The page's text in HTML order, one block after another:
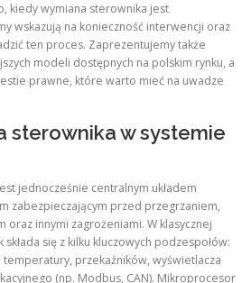
kiedy wymiana sterownika jest
wskazują na konieczność interwencji oraz
ten proces. Zaprezentujemy także
modeli dostępnych na polskim rynku, a
prawne, które warto mieć na uwadze
sterownika w systemie
jednocześnie centralnym układem
zabezpieczającym przed przegrzaniem,
oraz innymi zagrożeniami. W klasycznej
się z kilku kluczowych podzespołów:
przekaźników, wyświetlacza
(np. Modbus, CAN). Mikroprocesor